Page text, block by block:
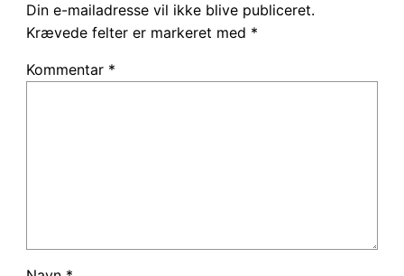
Din e-mailadresse vil ikke blive publiceret.
Krævede felter er markeret med *
Kommentar *